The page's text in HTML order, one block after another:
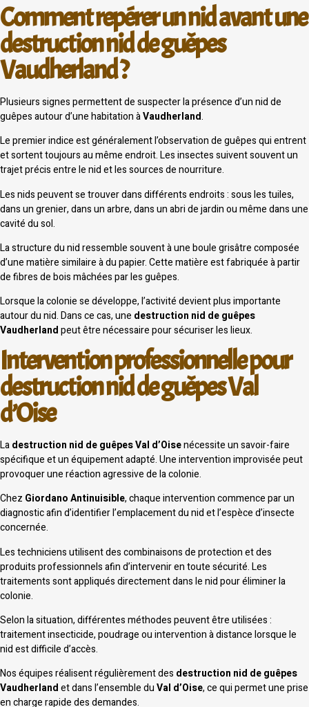
Comment repérer un nid avant une
destruction nid de guêpes
Vaudherland ?
Plusieurs signes permettent de suspecter la présence d’un nid de
guêpes autour d’une habitation àVaudherland.
Le premier indice est généralement l’observation de guêpes qui entrent
et sortent toujours au même endroit. Les insectes suivent souvent un
trajet précis entre le nid et les sources de nourriture.
Les nids peuvent se trouver dans différents endroits : sous les tuiles,
dans un grenier, dans un arbre, dans un abri de jardin ou même dans une
cavité du sol.
La structure du nid ressemble souvent à une boule grisâtre composée
d’une matière similaire à du papier. Cette matière est fabriquée à partir
de fibres de bois mâchées par les guêpes.
Lorsque la colonie se développe, l’activité devient plus importante
autour du nid. Dans ce cas, une destruction nid de guêpes
Vaudherlandpeut être nécessaire pour sécuriser les lieux.
Intervention professionnelle pour
destruction nid de guêpes Val
d’Oise
Ladestruction nid de guêpes Val d’Oisenécessite un savoir-faire
spécifique et un équipement adapté. Une intervention improvisée peut
provoquer une réaction agressive de la colonie.
Chez Giordano Antinuisible, chaque intervention commence par un
diagnostic afin d’identifier l’emplacement du nid et l’espèce d’insecte
concernée.
Les techniciens utilisent des combinaisons de protection et des
produits professionnels afin d’intervenir en toute sécurité. Les
traitements sont appliqués directement dans le nid pour éliminer la
colonie.
Selon la situation, différentes méthodes peuvent être utilisées :
traitement insecticide, poudrage ou intervention à distance lorsque le
nid est difficile d’accès.
Nos équipes réalisent régulièrement des destruction nid de guêpes
Vaudherlandet dans l’ensemble duVal d’Oise, ce qui permet une prise
en charge rapide des demandes.